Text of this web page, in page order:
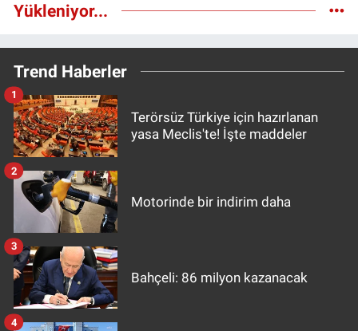
Yükleniyor...
Trend Haberler
Terörsüz Türkiye için hazırlanan
yasa Meclis'te! İşte maddeler
1
Motorinde bir indirim daha
2
Bahçeli: 86 milyon kazanacak
3
4